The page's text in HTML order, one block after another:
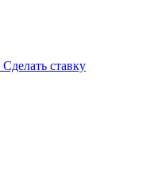
Сделать ставку